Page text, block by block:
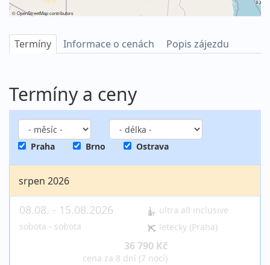
©OpenStreetMapcontributors
Termíny Informace o cenách Popis zájezdu
Termíny a ceny
Praha Brno Ostrava
srpen 2026
08.08. - 15.08.2026
sobota - sobota
ultra all inclusive
letecky (Praha)
36 790 Kč
cena za 8 dní (7 nocí)